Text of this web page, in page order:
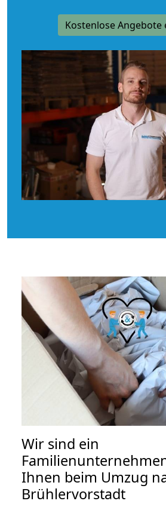
Kostenlose Angebote
Wir sind ein
Ihnen beim Umzug
Brühlervorstadt